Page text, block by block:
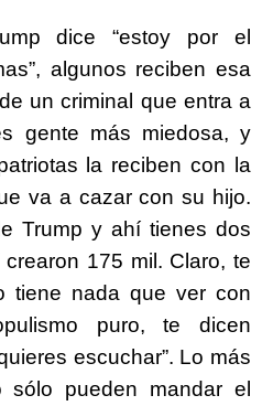
dice “estoy por el
algunos reciben esa
un criminal que entra a
gente más miedosa, y
la reciben con la
va a cazar con su hijo.
Trump y ahí tienes dos
175 mil. Claro, te
tiene nada que ver con
puro, te dicen
escuchar”. Lo más
pueden mandar el